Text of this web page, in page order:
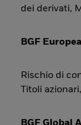
dei derivati,
BGF
Rischio di
Titoli